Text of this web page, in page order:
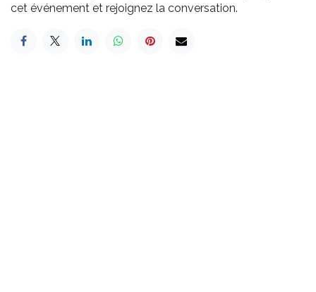
cet événement et rejoignez la conversation.